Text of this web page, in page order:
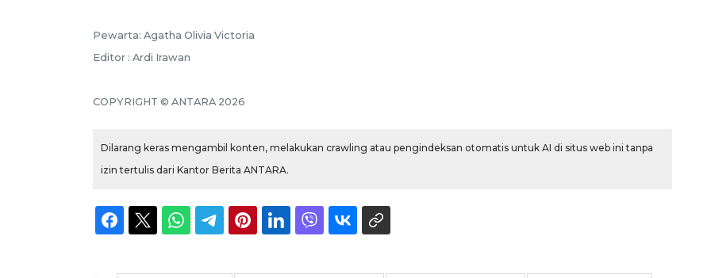
Pewarta: Agatha Olivia Victoria
Editor : Ardi Irawan
COPYRIGHT © ANTARA 2026
Dilarang keras mengambil konten, melakukan crawling atau pengindeksan otomatis untuk AI di situs web ini tanpa
izin tertulis dari Kantor Berita ANTARA.